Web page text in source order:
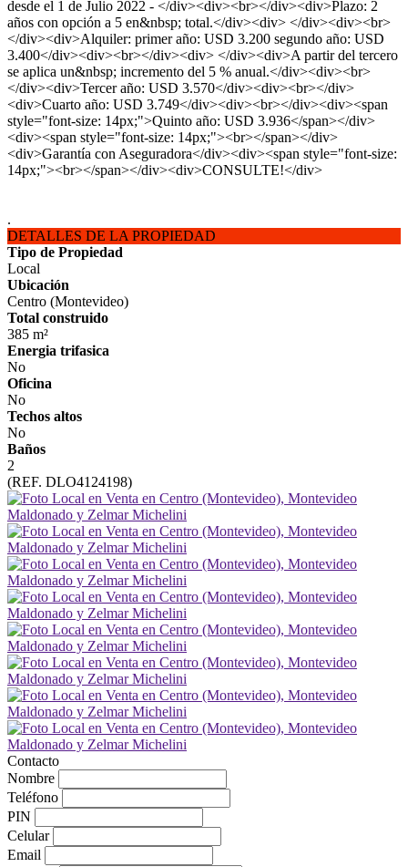
desde el 1 de Julio 2022 - </div><div><br></div><div>Plazo: 2
años con opción a 5 en&nbsp; total.</div><div> </div><div><br>
</div><div>Alquiler: primer año: USD 3.200 segundo año: USD
3.400</div><div><br></div><div> </div><div>A partir del tercero
se aplica un&nbsp; incremento del 5 % anual.</div><div><br>
</div><div>Tercer año: USD 3.570</div><div><br></div>
<div>Cuarto año: USD 3.749</div><div><br></div><div><span
style="font-size: 14px;">Quinto año: USD 3.936</span></div>
<div><span style="font-size: 14px;"><br></span></div>
<div>Garantía con Aseguradora</div><div><span style="font-size:
14px;"><br></span></div><div>CONSULTE!</div>
.
DETALLES DE LA PROPIEDAD
Tipo de Propiedad
Local
Ubicación
Centro (Montevideo)
Total construido
385 m²
Energia trifasica
No
Oficina
No
Techos altos
No
Baños
2
(REF. DLO4124198)
Contacto
Nombre
Teléfono
PIN
Celular
Email